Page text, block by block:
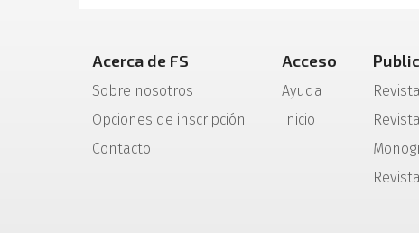
Acerca de FS
Sobre nosotros
Opciones de inscripción
Contacto
Acceso
Ayuda
Inicio